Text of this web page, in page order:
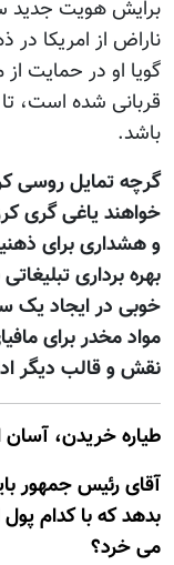
برایش هویت جدید
ناراض از امریکا
گویا او در حمایت
قربانی شده است،
باشد.
گرچه تمایل روسی
خواهند یاغی گری
و هشداری برای
بهره برداری
خوبی در ایجاد یک
مواد مخدر برای
نقش و قالب دیگر
طیاره خریدن،
آقای رئیس جمهور
بدهد که با کدام
می خرد؟